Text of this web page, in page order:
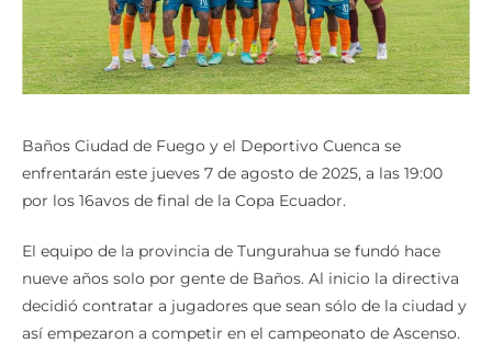
Baños Ciudad de Fuego y el Deportivo Cuenca se
enfrentarán este jueves 7 de agosto de 2025, a las 19:00
por los 16avos de final de la Copa Ecuador.
El equipo de la provincia de Tungurahua se fundó hace
nueve años solo por gente de Baños. Al inicio la directiva
decidió contratar a jugadores que sean sólo de la ciudad y
así empezaron a competir en el campeonato de Ascenso.